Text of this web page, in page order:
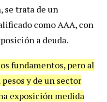
se trata de un
como AAA, con
a deuda.
fundamentos, pero al
y de un sector
exposición medida